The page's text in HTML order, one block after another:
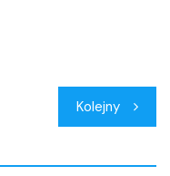
Kolejny